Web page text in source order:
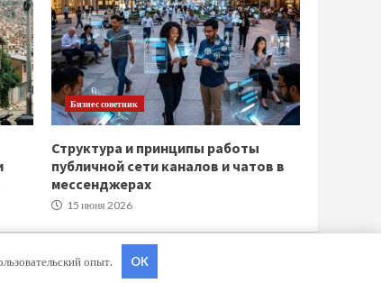
Бизнес советник
Структура и принципы работы
публичной сети каналов и чатов в
мессенджерах
15 июня 2026
опыт. OK